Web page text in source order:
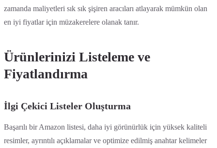
zamanda maliyetleri sık sık şişiren aracıları atlayarak mümkün olan
en iyi fiyatlar için müzakerelere olanak tanır.
Ürünlerinizi Listeleme ve
Fiyatlandırma
İlgi Çekici Listeler Oluşturma
Başarılı bir Amazon listesi, daha iyi görünürlük için yüksek kaliteli
resimler, ayrıntılı açıklamalar ve optimize edilmiş anahtar kelimeler